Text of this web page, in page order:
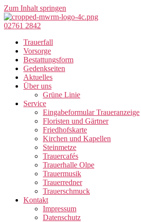
Zum Inhalt springen
02761 2842
Trauerfall
Vorsorge
Bestattungsform
Gedenkseiten
Aktuelles
Über uns
Grüne Linie
Service
Eingabeformular Traueranzeige
Floristen und Gärtner
Friedhofskarte
Kirchen und Kapellen
Steinmetze
Trauercafés
Trauerhalle Olpe
Trauermusik
Trauerredner
Trauerschmuck
Kontakt
Impressum
Datenschutz